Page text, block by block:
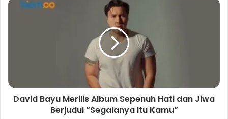
David Bayu Merilis Album Sepenuh Hati dan Jiwa
Berjudul “Segalanya Itu Kamu”